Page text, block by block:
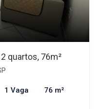
quartos, 76m²
1 Vaga 76 m²